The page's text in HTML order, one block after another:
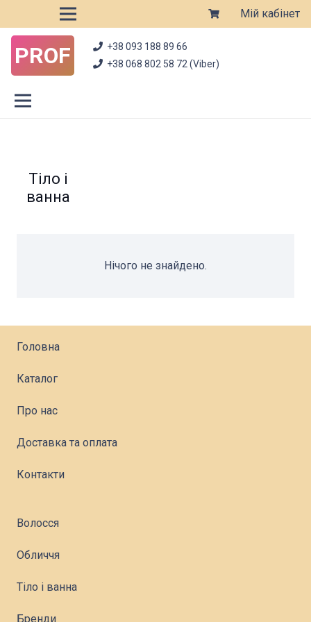
Мій кабінет
PROF
+38 093 188 89 66
+38 068 802 58 72 (Viber)
Тіло і
ванна
Нічого не знайдено.
Головна
Каталог
Про нас
Доставка та оплата
Контакти
Волосся
Обличчя
Тіло і ванна
Бренди